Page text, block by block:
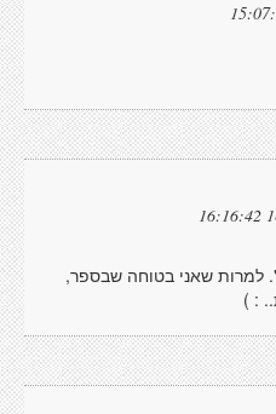
למרות שאני בטוחה שבספר,
: )